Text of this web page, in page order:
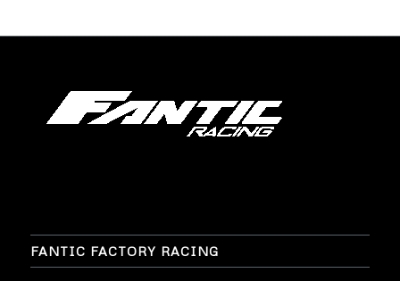
FANTIC FACTORY RACING